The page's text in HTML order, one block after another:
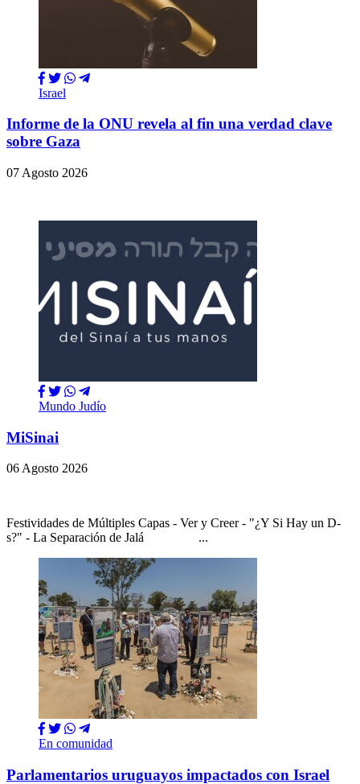
Israel
Informe de la ONU revela al fin una verdad clave
sobre Gaza
07 Agosto 2026
Mundo Judío
MiSinai
06 Agosto 2026
Festividades de Múltiples Capas - Ver y Creer - "¿Y Si Hay un D-
s?" - La Separación de Jalá ...
En comunidad
Parlamentarios uruguayos impactados con Israel